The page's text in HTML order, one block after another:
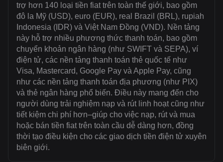
trợ hơn 140 loại tiền fiat trên toàn thế giới, bao gồm
đô la Mỹ (USD), euro (EUR), real Brazil (BRL), rupiah
Indonesia (IDR) và Việt Nam Đồng (VND). Nền tảng
này hỗ trợ nhiều phương thức thanh toán, bao gồm
chuyển khoản ngân hàng (như SWIFT và SEPA), ví
điện tử, các nền tảng thanh toán thẻ quốc tế như
Visa, Mastercard, Google Pay và Apple Pay, cũng
như các nền tảng thanh toán địa phương (như PIX)
và thẻ ngân hàng phổ biến. Điều này mang đến cho
người dùng trải nghiệm nạp và rút linh hoạt cũng như
tiết kiệm chi phí hơn–giúp cho việc nạp, rút và mua
hoặc bán tiền fiat trên toàn cầu dễ dàng hơn, đồng
thời tạo điều kiện cho các giao dịch tiền điện tử xuyên
biên giới.